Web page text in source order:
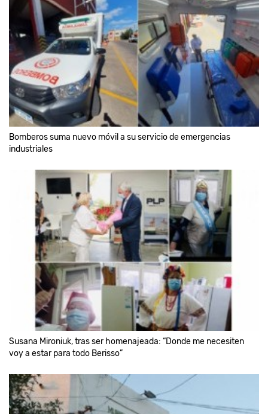
Bomberos suma nuevo móvil a su servicio de emergencias
industriales
Susana Mironiuk, tras ser homenajeada: “Donde me necesiten
voy a estar para todo Berisso”